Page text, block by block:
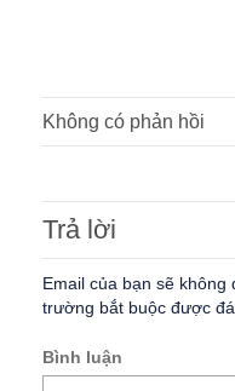
Không có phản hồi
Trả lời
Email của bạn sẽ không
trường bắt buộc được
Bình luận